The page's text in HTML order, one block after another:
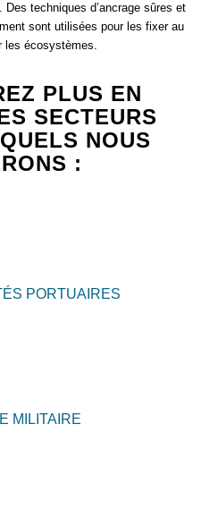
Des techniques d’ancrage sûres et
sont utilisées pour les fixer au
les écosystèmes.
PLUS EN
SECTEURS
NOUS
:
PORTUAIRES
MILITAIRE